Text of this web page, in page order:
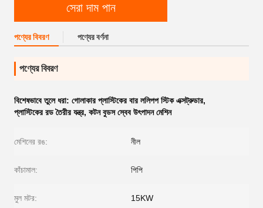
সেরা দাম পান
পণ্যের বিবরণ পণ্যের বর্ণনা
পণ্যের বিবরণ
বিশেষভাবে তুলে ধরা: গোলাকার প্লাস্টিকের বার ললিপপ স্টিক এক্সট্রুডার,
প্লাস্টিকের রড তৈরীর যন্ত্র, কটন বুডস স্বেব উৎপাদন মেশিন
মেশিনের রঙ: নীল
কাঁচামাল: পিপি
মুল মটর: 15KW